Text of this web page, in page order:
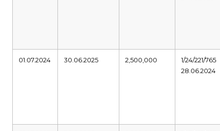
01.07.2024 30.06.2025 2,500,000
1/24/221/765
28.06.2024